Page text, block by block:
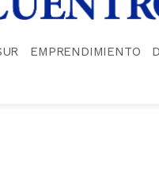
EMPRENDIMIENTO